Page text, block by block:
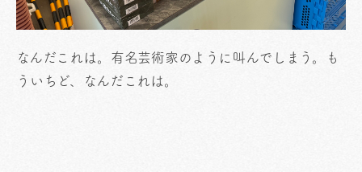
なんだこれは。有名芸術家のように叫んでしまう。も
ういちど、なんだこれは。